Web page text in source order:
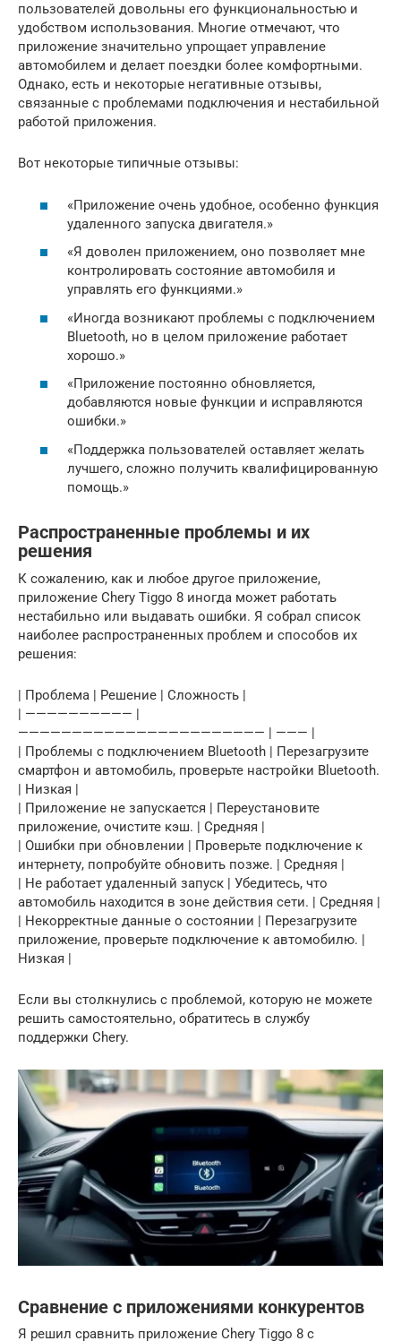
пользователей довольны его функциональностью и
удобством использования. Многие отмечают, что
приложение значительно упрощает управление
автомобилем и делает поездки более комфортными.
Однако, есть и некоторые негативные отзывы,
связанные с проблемами подключения и нестабильной
работой приложения.
Вот некоторые типичные отзывы:
«Приложение очень удобное, особенно функция
удаленного запуска двигателя.»
«Я доволен приложением, оно позволяет мне
контролировать состояние автомобиля и
управлять его функциями.»
«Иногда возникают проблемы с подключением
Bluetooth, но в целом приложение работает
хорошо.»
«Приложение постоянно обновляется,
добавляются новые функции и исправляются
ошибки.»
«Поддержка пользователей оставляет желать
лучшего, сложно получить квалифицированную
помощь.»
Распространенные проблемы и их
решения
К сожалению, как и любое другое приложение,
приложение Chery Tiggo 8 иногда может работать
нестабильно или выдавать ошибки. Я собрал список
наиболее распространенных проблем и способов их
решения:
| Проблема | Решение | Сложность |
| —————————— |
——————————————————————— | ——— |
| Проблемы с подключением Bluetooth | Перезагрузите
смартфон и автомобиль, проверьте настройки Bluetooth.
| Низкая |
| Приложение не запускается | Переустановите
приложение, очистите кэш. | Средняя |
| Ошибки при обновлении | Проверьте подключение к
интернету, попробуйте обновить позже. | Средняя |
| Не работает удаленный запуск | Убедитесь, что
автомобиль находится в зоне действия сети. | Средняя |
| Некорректные данные о состоянии | Перезагрузите
приложение, проверьте подключение к автомобилю. |
Низкая |
Если вы столкнулись с проблемой, которую не можете
решить самостоятельно, обратитесь в службу
поддержки Chery.
Сравнение с приложениями конкурентов
Я решил сравнить приложение Chery Tiggo 8 с